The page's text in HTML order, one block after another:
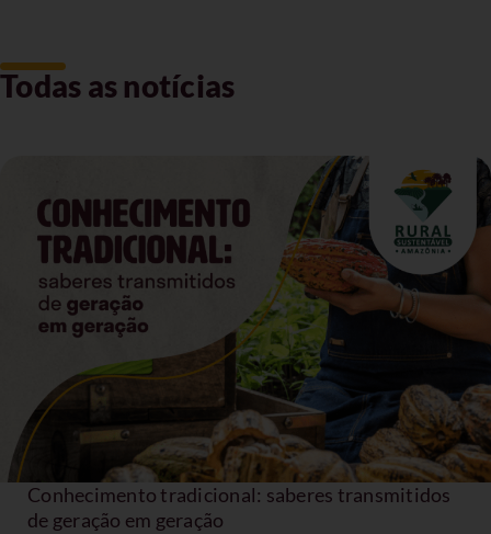
Todas as notícias
Conhecimento tradicional: saberes transmitidos
de geração em geração